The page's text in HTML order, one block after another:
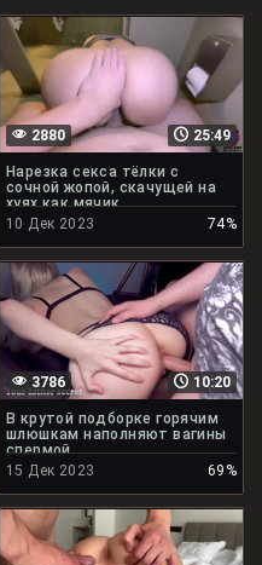
25:49
2880
Нарезка секса тёлки с
сочной жопой, скачущей на
хуях как мячик
10 Дек 2023
74%
10:20
3786
В крутой подборке горячим
шлюшкам наполняют вагины
спермой
15 Дек 2023
69%